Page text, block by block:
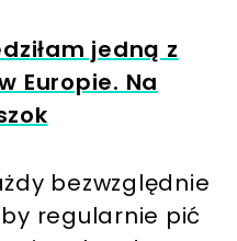
jedną z
Europie. Na
bezwzględnie
regularnie pić